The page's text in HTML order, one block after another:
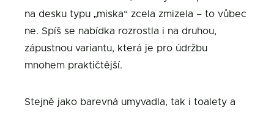
na desku typu „miska“ zcela zmizela – to vůbec
ne. Spíš se nabídka rozrostla i na druhou,
zápustnou variantu, která je pro údržbu
mnohem praktičtější.
Stejně jako barevná umyvadla, tak i toalety a